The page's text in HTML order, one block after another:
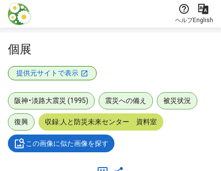
本文に飛ぶ
ヘルプEnglish
個展
提供元サイトで表示
阪神・淡路大震災 (1995) 震災への備え 被災状況
復興 収録:人と防災未来センター 資料室
この画像に似た画像を探す